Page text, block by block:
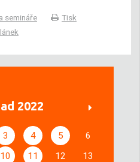
semináře
Tisk
2022
3 4 5
6
10 11 12
13